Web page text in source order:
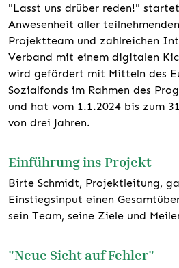
"Lasst uns drüber reden!"
Anwesenheit aller
Projektteam und zahlreichen
Verband mit einem digitalen
wird gefördert mit Mitteln des
Sozialfonds im Rahmen des
und hat vom 1.1.2024 bis zum
von drei Jahren.
Einführung ins Projekt
Birte Schmidt, Projektleitung,
Einstiegsinput einen
sein Team, seine Ziele und
"Neue Sicht auf Fehler"